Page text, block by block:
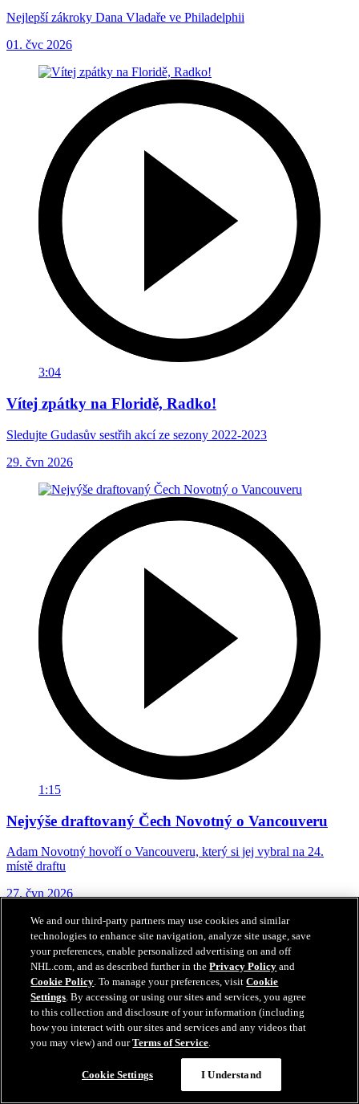
Nejlepší zákroky Dana Vladaře ve Philadelphii
01. čvc 2026
3:04
Vítej zpátky na Floridě, Radko!
Sledujte Gudasův sestřih akcí ze sezony 2022-2023
29. čvn 2026
1:15
Nejvýše draftovaný Čech Novotný o Vancouveru
Adam Novotný hovoří o Vancouveru, který si jej vybral na 24.
místě draftu
27. čvn 2026
We and our third-party partners may use cookies and similar
technologies to enhance site navigation, analyze site usage, save
your preferences, enable personalized advertising on and off
NHL.com, and as described further in thePrivacy Policy and
Cookie Policy. To manage your preferences, visitCookie
Settings. By accessing or using our sites and services, you agree
to this collection and disclosure of your information (including
how you interact with our sites and services and any videos that
you may view) and ourTerms of Service.
Cookie Settings I Understand